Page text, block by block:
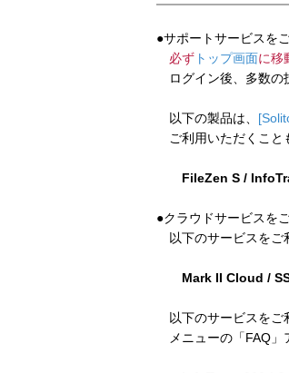
●サポートサービスを
必ず トップ画面に移
ログイン後、多数の
以下の製品は、
ご利用いただくこと
FileZen S /
●クラウドサービスを
以下のサービスをご
Mark II Cloud /
以下のサービスをご
メニューの「FAQ」